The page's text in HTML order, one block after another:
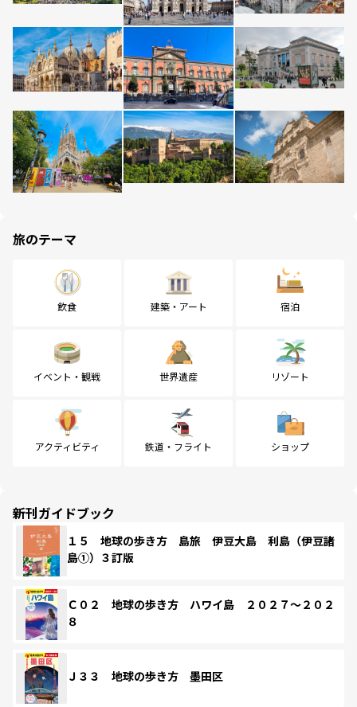
旅のテーマ
飲食 建築・アート 宿泊
イベント・観戦 世界遺産 リゾート
アクティビティ 鉄道・フライト ショップ
新刊ガイドブック
１５ 地球の歩き方 島旅 伊豆大島 利島（伊豆諸
島①）３訂版
Ｃ０２ 地球の歩き方 ハワイ島 ２０２７～２０２
８
Ｊ３３ 地球の歩き方 墨田区